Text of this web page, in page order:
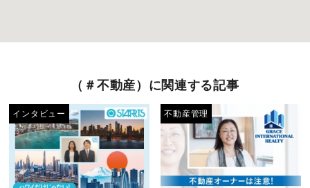
（＃不動産）に関連する記事
インタビュー 不動産管理